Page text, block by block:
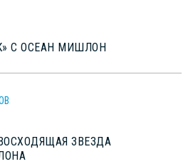
С ОСЕАН МИШЛОН
ЗВЕЗДА